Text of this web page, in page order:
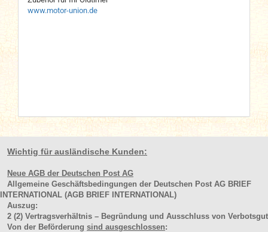
www.motor-union.de
Wichtig für ausländische Kunden:
Neue AGB der Deutschen Post AG
Allgemeine Geschäftsbedingungen der Deutschen Post AG BRIEF
INTERNATIONAL (AGB BRIEF INTERNATIONAL)
Auszug:
2 (2) Vertragsverhältnis – Begründung und Ausschluss von Verbotsgut
Von der Beförderung sind ausgeschlossen: